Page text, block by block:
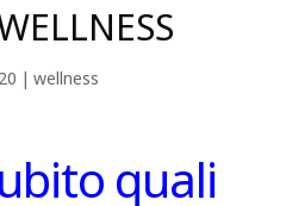
| wellness
quali